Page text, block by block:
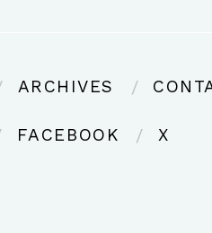
ARCHIVES
FACEBOOK X